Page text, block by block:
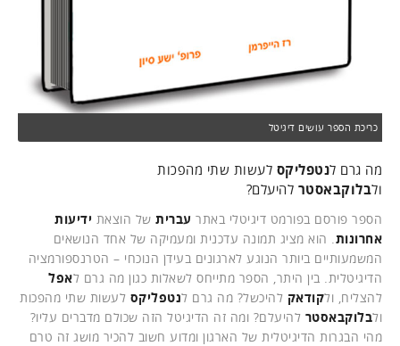
כריכת הספר עושים דיגיטל
מה גרם לנטפליקס לעשות שתי מהפכות
ולבלוקבאסטר להיעלם?
הספר פורסם בפורמט דיגיטלי באתר עברית של הוצאת ידיעות
אחרונות. הוא מציג תמונה עדכנית ומעמיקה של אחד הנושאים
המשמעותיים ביותר הנוגע לארגונים בעידן הנוכחי – הטרנספורמציה
הדיגיטלית. בין היתר, הספר מתייחס לשאלות כגון מה גרם לאפל
להצליח, ולקודאק להיכשל? מה גרם לנטפליקס לעשות שתי מהפכות
ולבלוקבאסטר להיעלם? ומה זה הדיגיטל הזה שכולם מדברים עליו?
מהי הבגרות הדיגיטלית של הארגון ומדוע חשוב להכיר מושג זה טרם